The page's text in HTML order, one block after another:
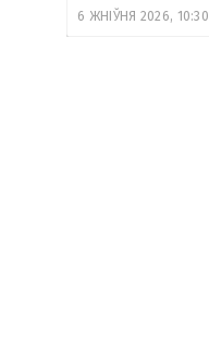
6 ЖНІЎНЯ 2026, 10:30